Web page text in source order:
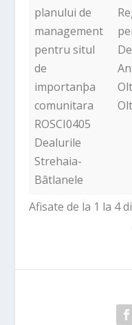
planului de
management
pentru situl
de
importanþa
comunitara
ROSCI0405
Dealurile
Strehaia-
Bâtlanele
Afisate de la 1 la 4